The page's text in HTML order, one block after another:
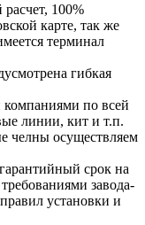
100%
карте, так же
терминал
гибкая
по всей
линии, кит и т.п.
челны осуществляем
срок на
завода-
установки и